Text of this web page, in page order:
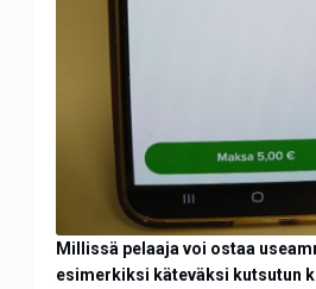
Millissä pelaaja voi ostaa
esimerkiksi käteväksi kutsutun